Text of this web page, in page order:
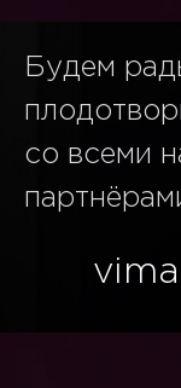
Будем
со всеми